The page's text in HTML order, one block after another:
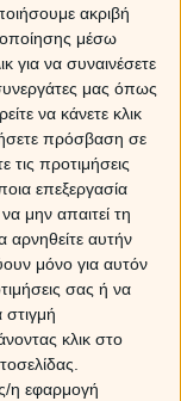
ακριβή
μέσω
για να συναινέσετε
μας όπως
να κάνετε κλικ
πρόσβαση σε
τις προτιμήσεις
επεξεργασία
μην απαιτεί τη
αρνηθείτε αυτήν
μόνο για αυτόν
σας ή να
κλικ στο
η εφαρμογή
για μια θαυμάσια
στην έρημο, όπου
για να
ο Ερμής,
Δεκεμβρίου και
αυτιά μας, αλλά
στον Τοξότη
της έκπληξης, του
Βασικοί
είναι τα Τα
και του Αέρα